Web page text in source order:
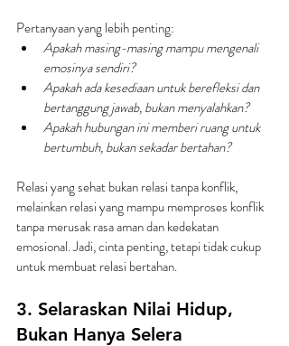
Pertanyaan yang lebih penting:
Apakah masing-masing mampu mengenali
emosinya sendiri?
Apakah ada kesediaan untuk berefleksi dan
bertanggung jawab, bukan menyalahkan?
Apakah hubungan ini memberi ruang untuk
bertumbuh, bukan sekadar bertahan?
Relasi yang sehat bukan relasi tanpa konflik,
melainkan relasi yang mampu memproses konflik
tanpa merusak rasa aman dan kedekatan
emosional. Jadi, cinta penting, tetapi tidak cukup
untuk membuat relasi bertahan.
3. Selaraskan Nilai Hidup,
Bukan Hanya Selera